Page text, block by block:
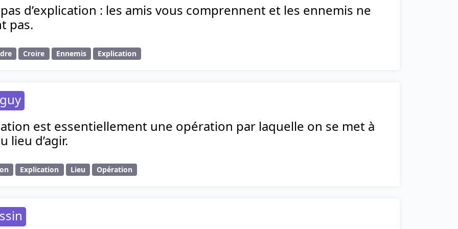
d’explication : les amis vous comprennent et les ennemis ne
pas.
Croire Ennemis Explication
est essentiellement une opération par laquelle on se met à
lieu d’agir.
Explication Lieu Opération